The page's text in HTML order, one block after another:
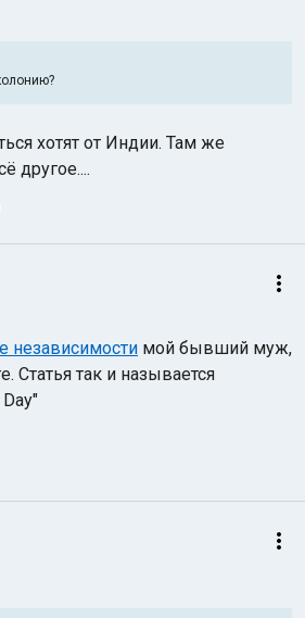
хотят от Индии. Там же
другое....
независимости мой бывший муж,
так и называется